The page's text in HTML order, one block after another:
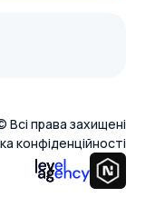
права захищені
конфіденційності